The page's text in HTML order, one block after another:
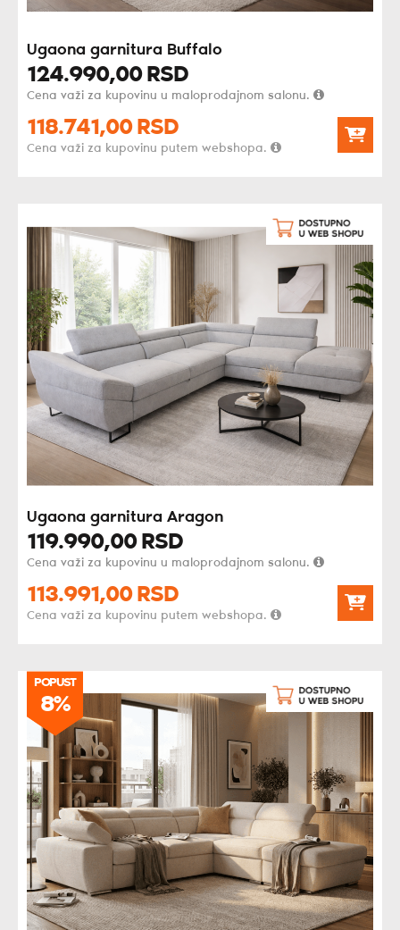
Ugaona garnitura Buffalo
124.990,00 RSD
Cena važi za kupovinu u maloprodajnom salonu.
118.741,00 RSD
Cena važi za kupovinu putem webshopa.
Ugaona garnitura Aragon
119.990,00 RSD
Cena važi za kupovinu u maloprodajnom salonu.
113.991,00 RSD
Cena važi za kupovinu putem webshopa.
POPUST
8%
POPUST
8%